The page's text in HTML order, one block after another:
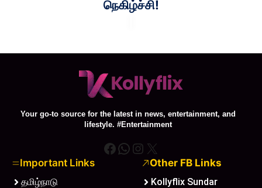
நெகிழ்ச்சி!
Your go-to source for the latest in news, entertainment, and
lifestyle. #Entertainment
Facebook
WhatsApp
Instagram
X
Important Links
தமிழ்நாடு
Other FB Links
Kollyflix Sundar